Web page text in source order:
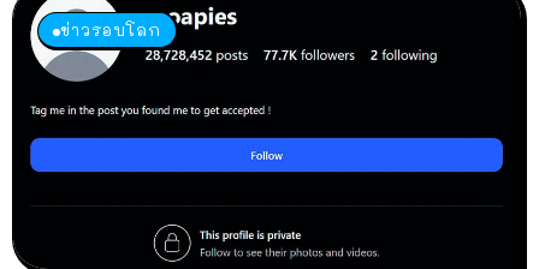
ข่าวรอบโลก